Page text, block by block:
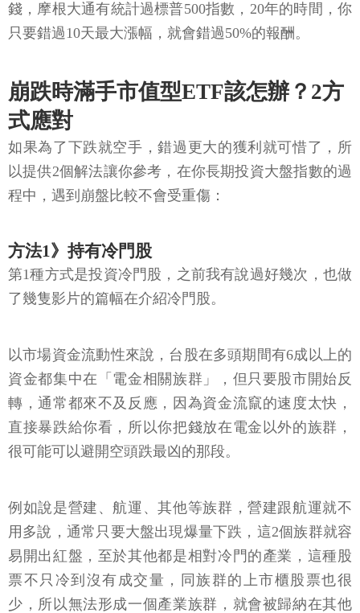
錢，摩根大通有統計過標普500指數，20年的時間，你
只要錯過10天最大漲幅，就會錯過50%的報酬。
崩跌時滿手市值型ETF該怎辦？2方
式應對
如果為了下跌就空手，錯過更大的獲利就可惜了，所
以提供2個解法讓你參考，在你長期投資大盤指數的過
程中，遇到崩盤比較不會受重傷：
方法1》持有冷門股
第1種方式是投資冷門股，之前我有說過好幾次，也做
了幾隻影片的篇幅在介紹冷門股。
以市場資金流動性來說，台股在多頭期間有6成以上的
資金都集中在「電金相關族群」，但只要股市開始反
轉，通常都來不及反應，因為資金流竄的速度太快，
直接暴跌給你看，所以你把錢放在電金以外的族群，
很可能可以避開空頭跌最凶的那段。
例如說是營建、航運、其他等族群，營建跟航運就不
用多說，通常只要大盤出現爆量下跌，這2個族群就容
易開出紅盤，至於其他都是相對冷門的產業，這種股
票不只冷到沒有成交量，同族群的上市櫃股票也很
少，所以無法形成一個產業族群，就會被歸納在其他